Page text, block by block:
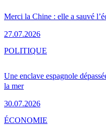
Merci la Chine : elle a sauvé
27.07.2026
Une enclave espagnole
la mer
30.07.2026
POLITIQUE
ÉCONOMIE